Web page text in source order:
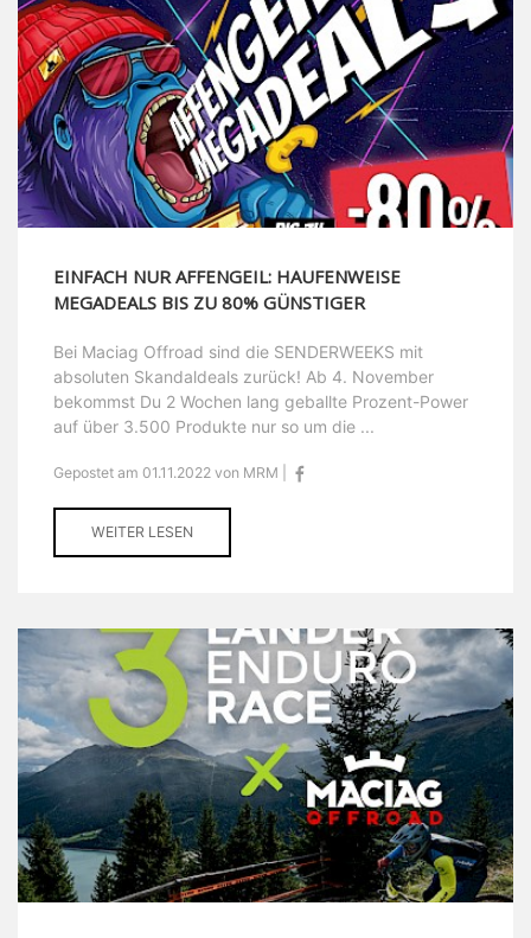
EINFACH NUR AFFENGEIL: HAUFENWEISE
MEGADEALS BIS ZU 80% GÜNSTIGER
Bei Maciag Offroad sind die SENDERWEEKS mit
absoluten Skandaldeals zurück! Ab 4. November
bekommst Du 2 Wochen lang geballte Prozent-Power
auf über 3.500 Produkte nur so um die ...
Gepostet am 01.11.2022 von MRM |
WEITER LESEN